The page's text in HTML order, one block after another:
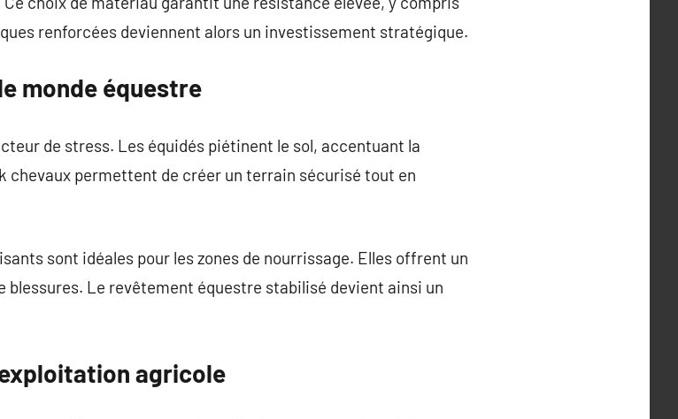
renforcées deviennent alors un investissement stratégique.
monde équestre
de stress. Les équidés piétinent le sol, accentuant la
chevaux permettent de créer un terrain sécurisé tout en
sont idéales pour les zones de nourrissage. Elles offrent un
blessures. Le revêtement équestre stabilisé devient ainsi un
agricole